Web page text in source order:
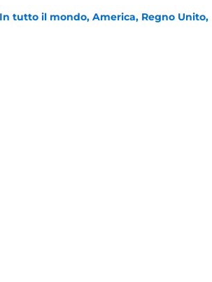
In tutto il mondo, America, Regno Unito,